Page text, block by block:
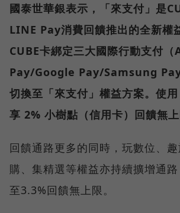
國泰世華銀表示，「來支付」是
LINE Pay消費回饋推出的全新權
CUBE卡綁定三大國際行動支付
Pay/Google Pay/Samsung
切換至「來支付」權益方案。使
享 2% 小樹點（信用卡）回饋無上
回饋通路更多的同時，玩數位、
購、集精選等權益亦持續擴增通
至3.3%回饋無上限。